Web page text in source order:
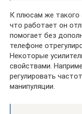
К плюсам же такого
что работает он
помогает без
телефоне
Некоторые
свойствами.
регулировать
манипуляции.